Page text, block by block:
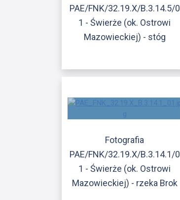
PAE/FNK/32.19.X/B.3.14.5/0
1 - Świerże (ok. Ostrowi
Mazowieckiej) - stóg
Fotografia
PAE/FNK/32.19.X/B.3.14.1/0
1 - Świerże (ok. Ostrowi
Mazowieckiej) - rzeka Brok